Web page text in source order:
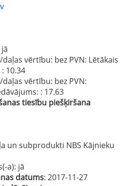
jā
vērtību: bez PVN: Lētākais
: 10.34
vērtību: bez PVN:
: 17.63
tiesību piešķiršana
un subprodukti NBS Kājnieku
a): jā
datums: 2017-11-27